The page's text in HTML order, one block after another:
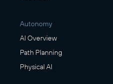
Autonomy
AI Overview
Path Planning
Physical AI